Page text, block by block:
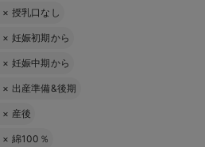
× 授乳口なし
× 妊娠初期から
× 妊娠中期から
× 出産準備&後期
× 産後
× 綿100％